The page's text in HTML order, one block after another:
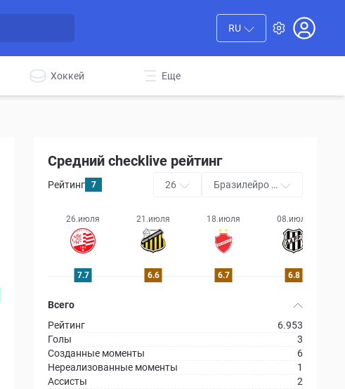
RU
Хоккей Еще
Средний checklive рейтинг
Рейтинг 7 26
Бразилейро С
26.июля 21.июля 18.июля 08.июля
7.7 6.6 6.7 6.8
Всего
Рейтинг
6.953
Голы
3
Созданные моменты
6
Нереализованные моменты
1
Ассисты
2